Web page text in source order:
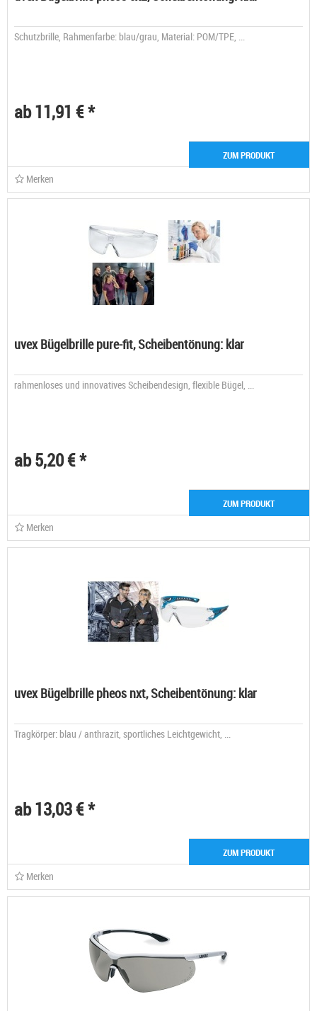
Schutzbrille, Rahmenfarbe: blau/grau, Material: POM/TPE, ...
ab 11,91 € *
ZUM PRODUKT
Merken
uvex Bügelbrille pure-fit, Scheibentönung: klar
rahmenloses und innovatives Scheibendesign, flexible Bügel, ...
ab 5,20 € *
ZUM PRODUKT
Merken
uvex Bügelbrille pheos nxt, Scheibentönung: klar
Tragkörper: blau / anthrazit, sportliches Leichtgewicht, ...
ab 13,03 € *
ZUM PRODUKT
Merken